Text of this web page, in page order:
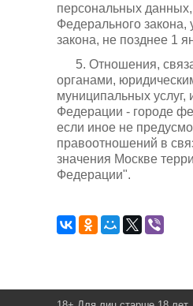
персональных
Федерального
закона, не позднее 1
5. Отношения,
органами,
муниципальных услуг,
Федерации - городе
если иное не
правоотношений в
значения Москве
Федерации".